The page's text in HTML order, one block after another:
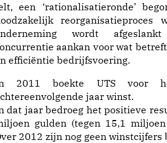
een ‘rationalisatieronde’
reorganisatieproces
wordt
aankan voor wat
efficiëntie bedrijfsvoering.
2011 boekte UTS voor
jaar winst.
dat jaar bedroeg het positieve
gulden (tegen 15,1
2012 zijn nog geen winstcijfers